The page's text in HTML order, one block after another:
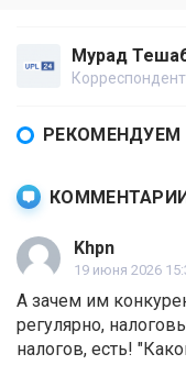
Мурад
Корреспондент
РЕКОМЕНДУЕМ
Khpn
19 июня 2026
А зачем им
регулярно,
налогов, есть!